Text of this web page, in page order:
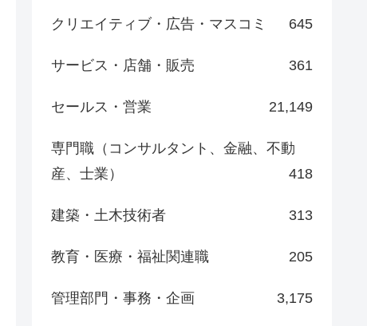
クリエイティブ・広告・マスコミ 645
サービス・店舗・販売 361
セールス・営業 21,149
専門職（コンサルタント、金融、不動
産、士業）
418
建築・土木技術者 313
教育・医療・福祉関連職 205
管理部門・事務・企画 3,175